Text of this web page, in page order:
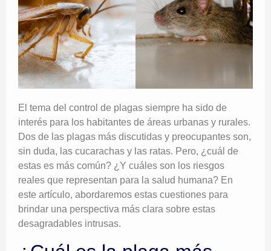
El tema del control de plagas siempre ha sido de
interés para los habitantes de áreas urbanas y rurales.
Dos de las plagas más discutidas y preocupantes son,
sin duda, las cucarachas y las ratas. Pero, ¿cuál de
estas es más común? ¿Y cuáles son los riesgos
reales que representan para la salud humana? En
este artículo, abordaremos estas cuestiones para
brindar una perspectiva más clara sobre estas
desagradables intrusas.